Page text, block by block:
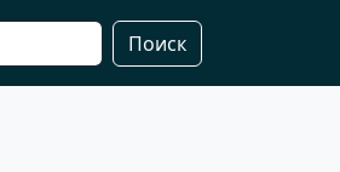
Поиск